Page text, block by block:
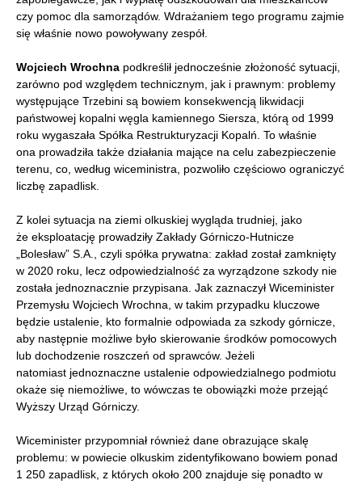
czy pomoc dla samorządów. Wdrażaniem tego programu zajmie
się właśnie nowo powoływany zespół.
Wojciech Wrochna podkreślił jednocześnie złożoność sytuacji,
zarówno pod względem technicznym, jak i prawnym: problemy
występujące Trzebini są bowiem konsekwencją likwidacji
państwowej kopalni węgla kamiennego Siersza, którą od 1999
roku wygaszała Spółka Restrukturyzacji Kopalń. To właśnie
ona prowadziła także działania mające na celu zabezpieczenie
terenu, co, według wiceministra, pozwoliło częściowo ograniczyć
liczbę zapadlisk.
Z kolei sytuacja na ziemi olkuskiej wygląda trudniej, jako
że eksploatację prowadziły Zakłady Górniczo-Hutnicze
„Bolesław” S.A., czyli spółka prywatna: zakład został zamknięty
w 2020 roku, lecz odpowiedzialność za wyrządzone szkody nie
została jednoznacznie przypisana. Jak zaznaczył Wiceminister
Przemysłu Wojciech Wrochna, w takim przypadku kluczowe
będzie ustalenie, kto formalnie odpowiada za szkody górnicze,
aby następnie możliwe było skierowanie środków pomocowych
lub dochodzenie roszczeń od sprawców. Jeżeli
natomiast jednoznaczne ustalenie odpowiedzialnego podmiotu
okaże się niemożliwe, to wówczas te obowiązki może przejąć
Wyższy Urząd Górniczy.
Wiceminister przypomniał również dane obrazujące skalę
problemu: w powiecie olkuskim zidentyfikowano bowiem ponad
1 250 zapadlisk, z których około 200 znajduje się ponadto w